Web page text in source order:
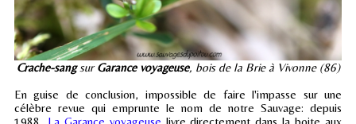
Crache-sangsurGarance voyageuse, bois de la Brie à Vivonne (86)
En guise de conclusion, impossible de faire l'impasse sur une
célèbre revue qui emprunte le nom de notre Sauvage: depuis
1988, La Garance voyageuse livre directement dans la boite aux